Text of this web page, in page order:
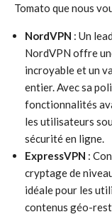
Tomato que nous
NordVPN : Un
NordVPN offre
incroyable et un
entier. Avec sa
fonctionnalités
les utilisateurs
sécurité en ligne.
ExpressVPN :
cryptage de
idéale pour les
contenus géo-